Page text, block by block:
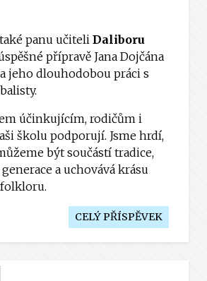
panu učiteli Daliboru
přípravě Jana Dojčána
jeho dlouhodobou práci s
účinkujícím, rodičům i
školu podporují. Jsme hrdí,
být součástí tradice,
a uchovává krásu
CELÝ PŘÍSPĚVEK